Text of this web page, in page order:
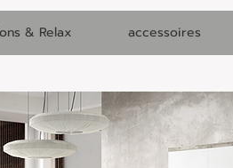
& Relax accessoires